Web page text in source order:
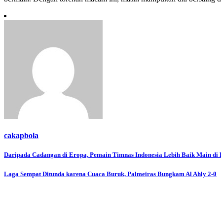
cakapbola
Navigasi
pos
Daripada Cadangan di Eropa, Pemain Timnas Indonesia Lebih Baik Main di
Laga Sempat Ditunda karena Cuaca Buruk, Palmeiras Bungkam Al Ahly 2-0